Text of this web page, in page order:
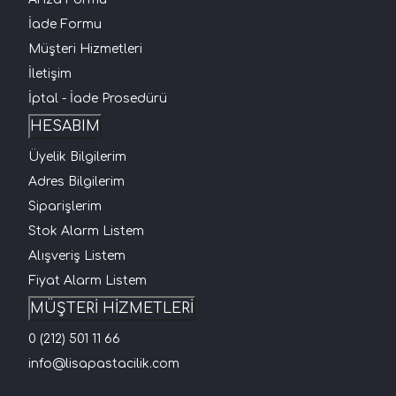
İade Formu
Müşteri Hizmetleri
İletişim
İptal - İade Prosedürü
HESABIM
Üyelik Bilgilerim
Adres Bilgilerim
Siparişlerim
Stok Alarm Listem
Alışveriş Listem
Fiyat Alarm Listem
MÜŞTERİ HİZMETLERİ
0 (212) 501 11 66
info@lisapastacilik.com